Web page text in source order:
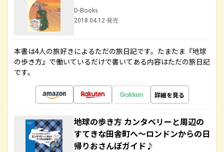
D-Books
2018.04.12 発売
本書は4人の旅好きによるただの旅日記です。たまたま『地球
の歩き方』で働いているだけで書いてある内容はただの旅日記
です。
詳細を見る
地球の歩き方 カンタベリーと周辺の
すてきな田舎町へ～ロンドンからの日
帰りおさんぽガイド♪